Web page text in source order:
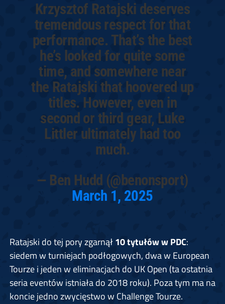
Krzysztof Ratajski deserves
tremendous respect for that
performance. That’s the best
he’s looked for quite some
time, and somewhere near
the Ratajski that hoovered up
titles. However, even in
second or third gear, Luke
Littler ultimately had too
much.
— Ben Hudd (@benonsport)
March 1, 2025
Ratajski do tej pory zgarnął10 tytułów w PDC:
siedem w turniejach podłogowych, dwa w European
Tourze i jeden w eliminacjach do UK Open (ta ostatnia
seria eventów istniała do 2018 roku). Poza tym ma na
koncie jedno zwycięstwo w Challenge Tourze.